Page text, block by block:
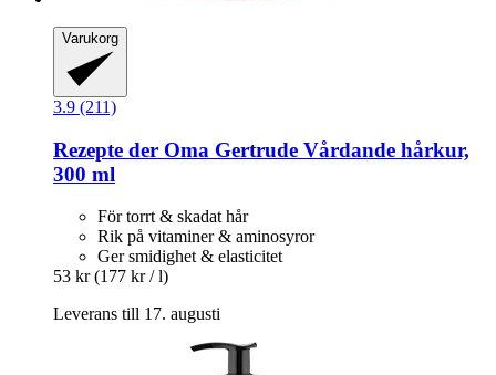
Varukorg
3.9 (211)
Rezepte der Oma Gertrude Vårdande hårkur,
300 ml
För torrt & skadat hår
Rik på vitaminer & aminosyror
Ger smidighet & elasticitet
53 kr (177 kr / l)
Leverans till 17. augusti